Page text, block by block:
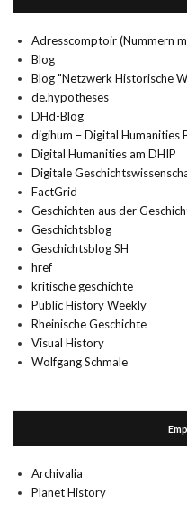
Adresscomptoir (Nummern
Blog
Blog "Netzwerk Historische
de.hypotheses
DHd-Blog
digihum – Digital Humanities
Digital Humanities am DHIP
Digitale
FactGrid
Geschichten aus der
Geschichtsblog
Geschichtsblog SH
href
kritische geschichte
Public History Weekly
Rheinische Geschichte
Visual History
Wolfgang Schmale
Archivalia
Planet History